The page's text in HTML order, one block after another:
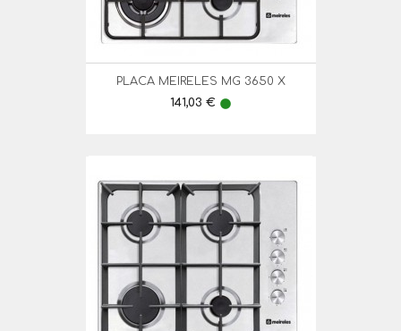
PLACA MEIRELES MG 3650 X
Preço
141,03 € lens